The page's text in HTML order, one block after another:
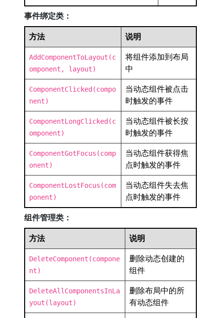
事件绑定类：
方法 说明
AddComponentToLayout(c
omponent, layout)
将组件添加到布局
中
ComponentClicked(compo
nent)
当动态组件被点击
时触发的事件
ComponentLongClicked(c
omponent)
当动态组件被长按
时触发的事件
ComponentGotFocus(comp
onent)
当动态组件获得焦
点时触发的事件
ComponentLostFocus(com
ponent)
当动态组件失去焦
点时触发的事件
组件管理类：
方法 说明
DeleteComponent(compone
nt)
删除动态创建的
组件
DeleteAllComponentsInLa
yout(layout)
删除布局中的所
有动态组件